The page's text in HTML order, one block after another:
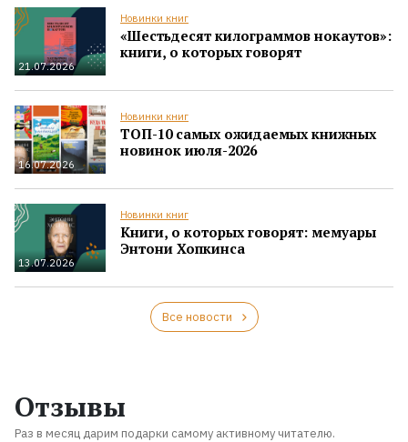
21.07.2026
Новинки книг
«Шестьдесят килограммов нокаутов»:
книги, о которых говорят
16.07.2026
Новинки книг
ТОП-10 самых ожидаемых книжных
новинок июля-2026
13.07.2026
Новинки книг
Книги, о которых говорят: мемуары
Энтони Хопкинса
Все новости
Отзывы
Раз в месяц дарим подарки самому активному читателю.